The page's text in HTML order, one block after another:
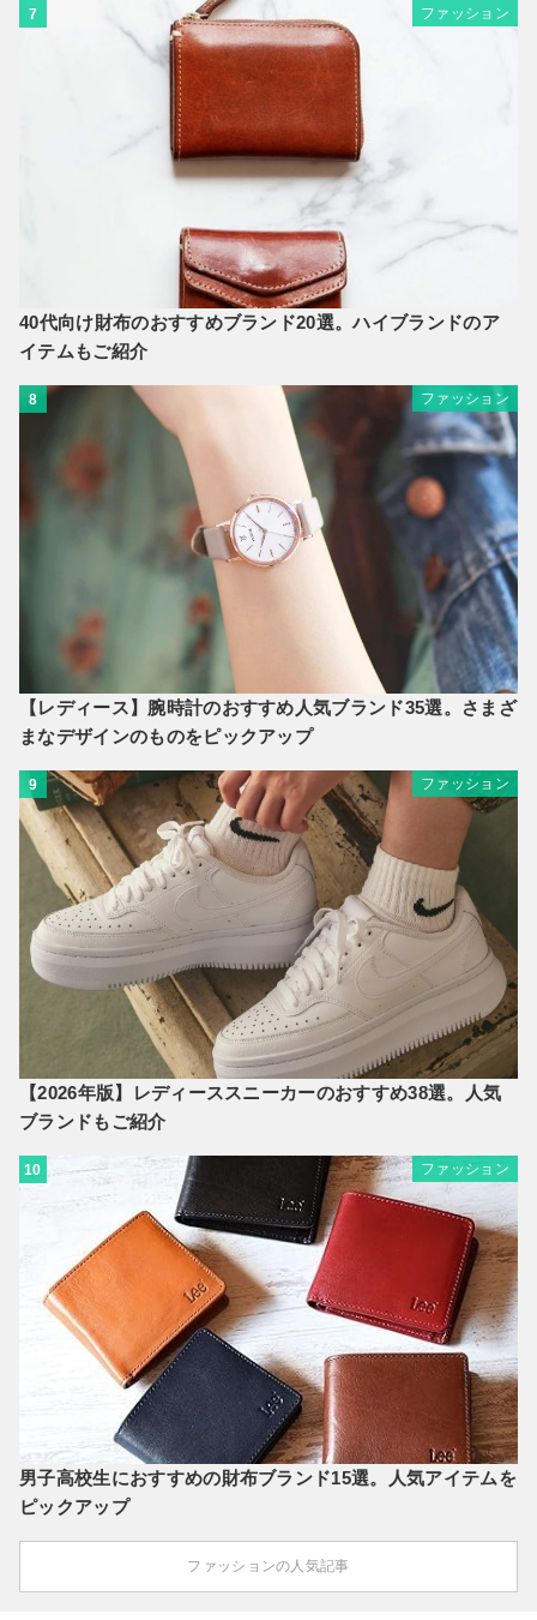
7 ファッション
40代向け財布のおすすめブランド20選。ハイブランドのア
イテムもご紹介
8 ファッション
【レディース】腕時計のおすすめ人気ブランド35選。さまざ
まなデザインのものをピックアップ
9 ファッション
【2026年版】レディーススニーカーのおすすめ38選。人気
ブランドもご紹介
10 ファッション
男子高校生におすすめの財布ブランド15選。人気アイテムを
ピックアップ
ファッションの人気記事